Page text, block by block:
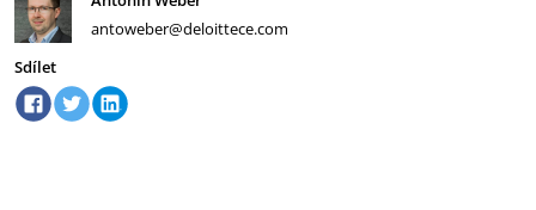
antoweber@deloittece.com
Sdílet